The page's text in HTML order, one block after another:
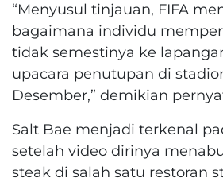
“Menyusul tinjauan, FIFA
bagaimana individu
tidak semestinya ke
upacara penutupan di
Desember,” demikian
Salt Bae menjadi terkenal
setelah video dirinya
steak di salah satu restoran